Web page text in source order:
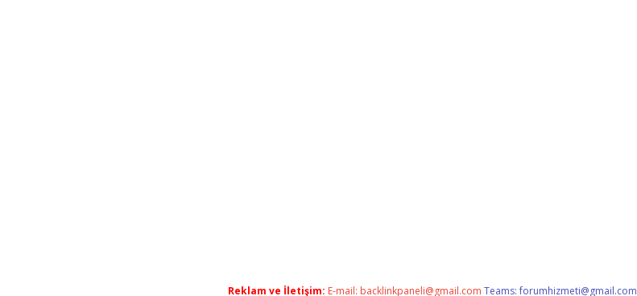
Reklam ve İletişim: E-mail: backlinkpaneli@gmail.com Teams:forumhizmeti@gmail.com